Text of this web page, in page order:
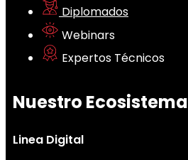
Diplomados
Webinars
Expertos Técnicos
Nuestro Ecosistema
Linea Digital